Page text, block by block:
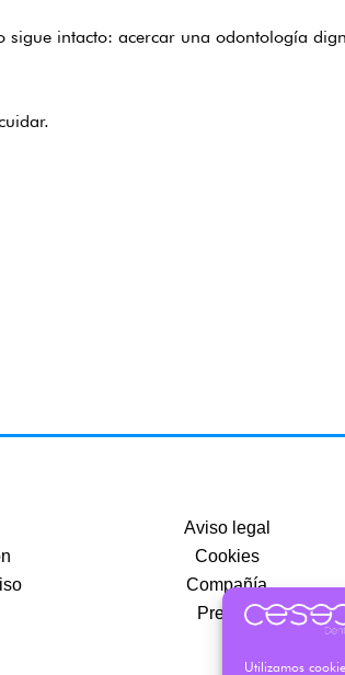
Utilizamos
intacto: acercar una odontología
Aviso legal
Cookies
Compañía
Precios